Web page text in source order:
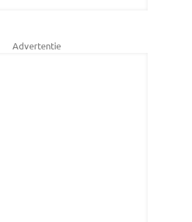
Advertentie